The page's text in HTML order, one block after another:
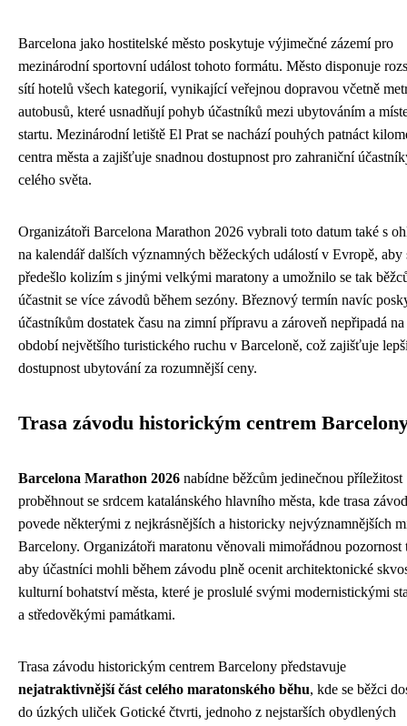
Barcelona jako hostitelské město poskytuje výjimečné zázemí pro
mezinárodní sportovní událost tohoto formátu. Město disponuje
sítí hotelů všech kategorií, vynikající veřejnou dopravou včetně
autobusů, které usnadňují pohyb účastníků mezi ubytováním a
startu. Mezinárodní letiště El Prat se nachází pouhých patnáct
centra města a zajišťuje snadnou dostupnost pro zahraniční
celého světa.
Organizátoři Barcelona Marathon 2026 vybrali toto datum také s
na kalendář dalších významných běžeckých událostí v Evropě, aby
předešlo kolizím s jinými velkými maratony a umožnilo se tak
účastnit se více závodů během sezóny. Březnový termín navíc
účastníkům dostatek času na zimní přípravu a zároveň nepřipadá na
období největšího turistického ruchu v Barceloně, což zajišťuje
dostupnost ubytování za rozumnější ceny.
Trasa závodu historickým centrem
Barcelona Marathon 2026 nabídne běžcům jedinečnou příležitost
proběhnout se srdcem katalánského hlavního města, kde trasa
povede některými z nejkrásnějších a historicky nejvýznamnějších
Barcelony. Organizátoři maratonu věnovali mimořádnou pozornost
aby účastníci mohli během závodu plně ocenit architektonické
kulturní bohatství města, které je proslulé svými modernistickými
a středověkými památkami.
Trasa závodu historickým centrem Barcelony představuje
nejatraktivnější část celého maratonského běhu, kde se běžci
do úzkých uliček Gotické čtvrti, jednoho z nejstarších obydlených